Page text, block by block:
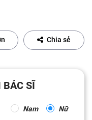
Chia sẻ
BÁC SĨ
Nam Nữ